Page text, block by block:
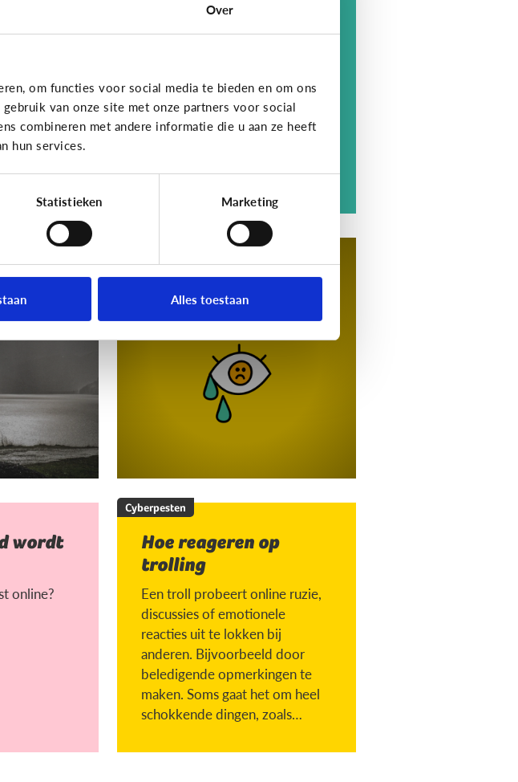
Over
om functies voor social media te bieden en om ons
van onze site met onze partners voor social
combineren met andere informatie die u aan ze heeft
hun services.
Statistieken Marketing
Alles toestaan
Wat is cyberpesten?
Niet elke negatieve actie van
cyberpesten. Er is pas sprake
van pesten als negatief gedrag
drie kenmerken heeft ...
5 tips voor als je kind
slachtoffer is van
cyberpesten
wordt
online?
Cyberpesten
Hoe reageren op
trolling
Een troll probeert online ruzie,
discussies of emotionele
reacties uit te lokken bij
anderen. Bijvoorbeeld door
beledigende opmerkingen te
maken. Soms gaat het om heel
schokkende dingen, zoals
gestorven is.